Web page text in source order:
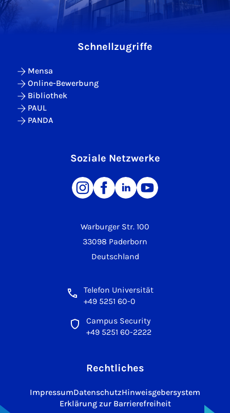
Warburger Str. 100
33098 Paderborn
Deutschland
Telefon Universität
+49 5251 60-0
Campus Security
+49 5251 60-2222
Schnellzugriffe
Mensa
Online-Bewerbung
Bibliothek
PAUL
PANDA
Soziale Netzwerke
Rechtliches
ImpressumDatenschutzHinweisgebersystem
Erklärung zur Barrierefreiheit